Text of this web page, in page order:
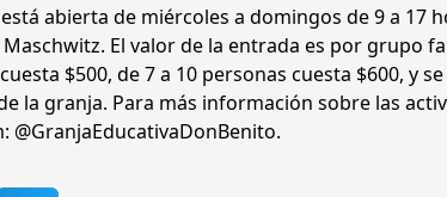
abierta de miércoles a domingos de 9 a 17
El valor de la entrada es por grupo
$500, de 7 a 10 personas cuesta $600, y
la granja. Para más información sobre las
@GranjaEducativaDonBenito.